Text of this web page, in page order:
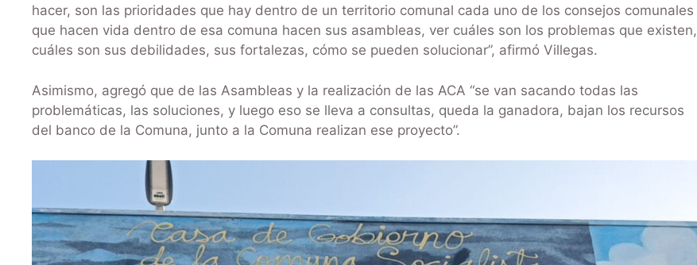
hacer, son las prioridades que hay dentro de un territorio comunal cada uno de los consejos comunales
que hacen vida dentro de esa comuna hacen sus asambleas, ver cuáles son los problemas que existen,
cuáles son sus debilidades, sus fortalezas, cómo se pueden solucionar”, afirmó Villegas.
Asimismo, agregó que de las Asambleas y la realización de las ACA “se van sacando todas las
problemáticas, las soluciones, y luego eso se lleva a consultas, queda la ganadora, bajan los recursos
del banco de la Comuna, junto a la Comuna realizan ese proyecto”.